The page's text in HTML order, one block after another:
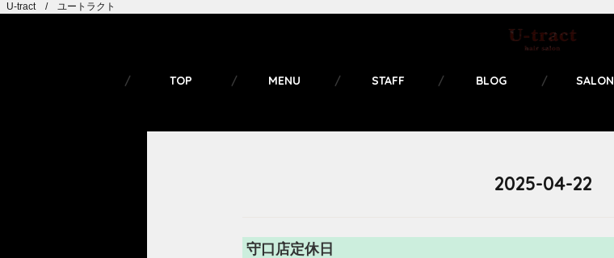
U-tract / ユートラクト
TOP MENU STAFF BLOG SALON
2025-04-22
守口店定休日